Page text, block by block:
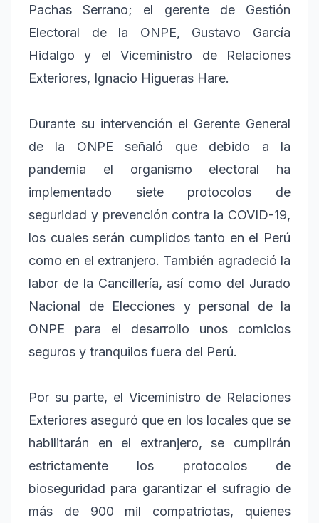
Pachas Serrano; el gerente de Gestión
Electoral de la ONPE, Gustavo García
Hidalgo y el Viceministro de Relaciones
Exteriores, Ignacio Higueras Hare.
Durante su intervención el Gerente General
de la ONPE señaló que debido a la
pandemia el organismo electoral ha
implementado siete protocolos de
seguridad y prevención contra la COVID-19,
los cuales serán cumplidos tanto en el Perú
como en el extranjero. También agradeció la
labor de la Cancillería, así como del Jurado
Nacional de Elecciones y personal de la
ONPE para el desarrollo unos comicios
seguros y tranquilos fuera del Perú.
Por su parte, el Viceministro de Relaciones
Exteriores aseguró que en los locales que se
habilitarán en el extranjero, se cumplirán
estrictamente los protocolos de
bioseguridad para garantizar el sufragio de
más de 900 mil compatriotas, quienes